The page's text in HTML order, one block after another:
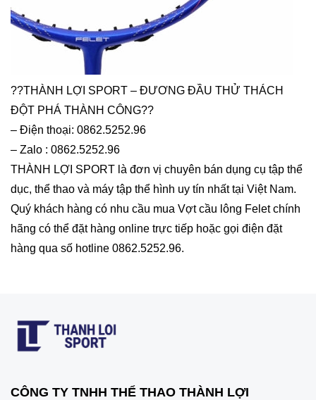
??THÀNH LỢI SPORT – ĐƯƠNG ĐẦU THỬ THÁCH
ĐỘT PHÁ THÀNH CÔNG??
– Điện thoại: 0862.5252.96
– Zalo : 0862.5252.96
THÀNH LỢI SPORT là đơn vị chuyên bán dụng cụ tập thể
dục, thể thao và máy tập thể hình uy tín nhất tại Việt Nam.
Quý khách hàng có nhu cầu mua Vợt cầu lông Felet chính
hãng có thể đặt hàng online trực tiếp hoặc gọi điện đặt
hàng qua số hotline 0862.5252.96.
CÔNG TY TNHH THỂ THAO THÀNH LỢI